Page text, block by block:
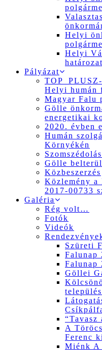
Helyi
Helyi
Pályázat
Helyi humán
Magyar Falu
Gölle
energetikai
2020. évben
Humán
Környékén
Gölle
Közbeszerzés
Közlemény a
2017-00733
Galéria
Rég volt…
Fotók
Videók
Szüreti
Falunap
Falunap
Göllei
A
Ferenc
Miénk A